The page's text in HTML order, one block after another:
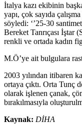
İtalya kazı ekibinin
yapı, çok sayıda
söyledi: ‘’25-30
Bereket Tanrıçası İştar
renkli ve ortada kadın
M.Ö’ye ait bulgulara
2003 yılından itibaren
ortaya çıktı. Orta Tunç
olarak işlenen çanak,
bırakılmasıyla
Kaynak: DİHA